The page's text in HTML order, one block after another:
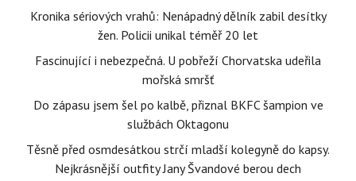
Kronika sériových vrahů: Nenápadný dělník zabil desítky
žen. Policii unikal téměř 20 let
Fascinující i nebezpečná. U pobřeží Chorvatska udeřila
mořská smršť
Do zápasu jsem šel po kalbě, přiznal BKFC šampion ve
službách Oktagonu
Těsně před osmdesátkou strčí mladší kolegyně do kapsy.
Nejkrásnější outfity Jany Švandové berou dech